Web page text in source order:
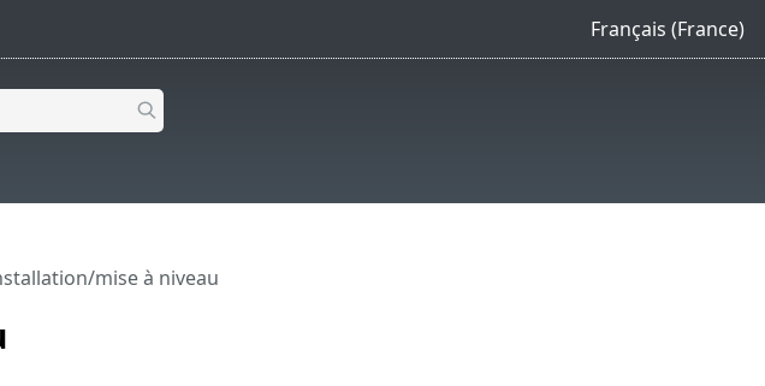
Français (France)
mise à niveau